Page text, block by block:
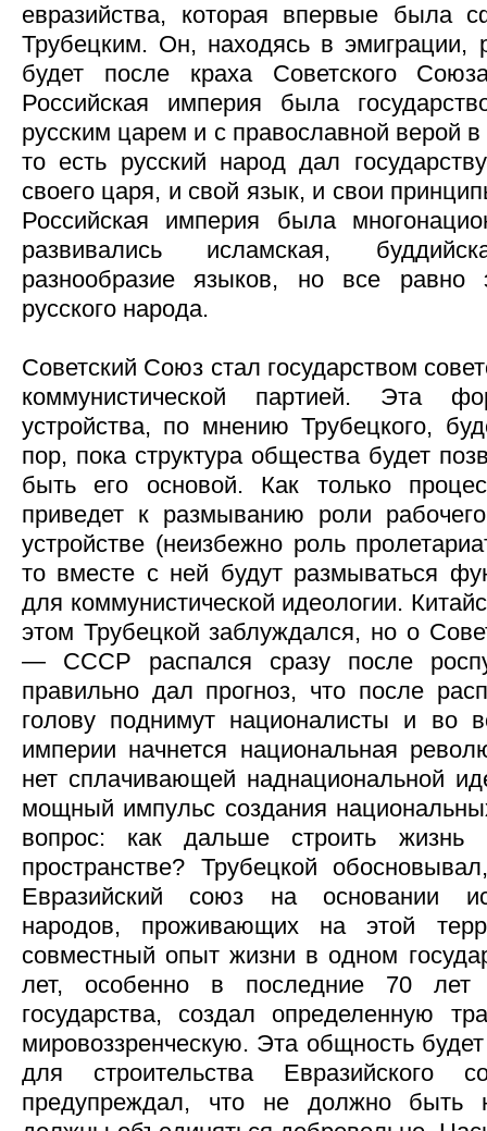
евразийства, которая впервые была
Трубецким. Он, находясь в эмиграции,
будет после краха Советского
Российская империя была
русским царем и с православной верой
то есть русский народ дал
своего царя, и свой язык, и свои
Российская империя была
развивались исламская,
разнообразие языков, но все равно
русского народа.
Советский Союз стал государством
коммунистической партией. Эта
устройства, по мнению Трубецкого,
пор, пока структура общества будет
быть его основой. Как только
приведет к размыванию роли
устройстве (неизбежно роль
то вместе с ней будут размываться
для коммунистической идеологии.
этом Трубецкой заблуждался, но о
— СССР распался сразу после
правильно дал прогноз, что после
голову поднимут националисты и во
империи начнется национальная
нет сплачивающей наднациональной
мощный импульс создания
вопрос: как дальше строить жизнь
пространстве? Трубецкой
Евразийский союз на основании
народов, проживающих на этой
совместный опыт жизни в одном
лет, особенно в последние 70 лет
государства, создал определенную
мировоззренческую. Эта общность
для строительства
предупреждал, что не должно быть